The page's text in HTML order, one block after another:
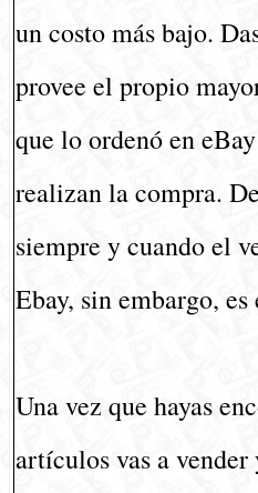
un costo más bajo.
provee el propio
que lo ordenó en
realizan la compra.
siempre y cuando el
Ebay, sin embargo,
Una vez que hayas
artículos vas a